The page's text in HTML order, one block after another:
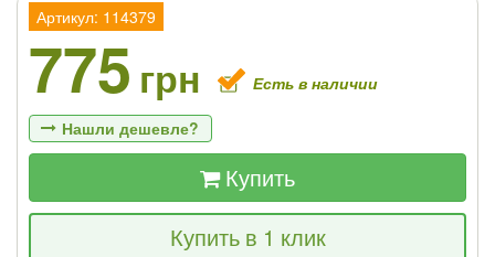
Артикул: 114379
775 грн Есть в наличии
Нашли дешевле?
Если Вы найдете товар дешевле - мы
снизим цену и подарим % от разницы
Купить
Купить в 1 клик